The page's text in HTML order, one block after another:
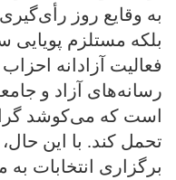
به وقایع روز
بلکه مستلزم
فعالیت آزادانه
رسانه‌های آزاد و
است که می‌کوشد
تحمل کند. با این حال،
برگزاری انتخابات به